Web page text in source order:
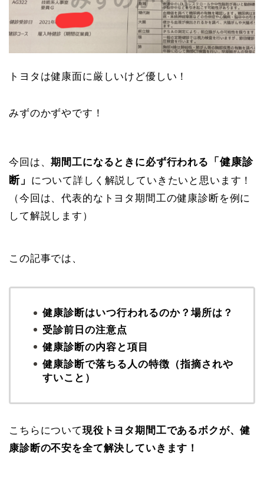
トヨタは健康面に厳しいけど優しい！
みずのかずやです！
今回は、期間工になるときに必ず行われる
「健康診
断」 について詳しく解説していきたいと思います！
（今回は、代表的なトヨタ期間工の健康診断を例に
して解説します）
この記事では、
健康診断はいつ行われるのか？場所は？
受診前日の注意点
健康診断の内容と項目
健康診断で落ちる人の特徴（指摘されや
すいこと）
こちらについて現役トヨタ期間工であるボクが、健
康診断の不安を全て解決していきます！